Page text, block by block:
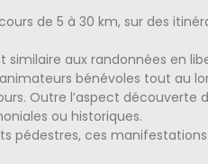
de 5 à 30 km, sur des
aux randonnées en
bénévoles tout au
Outre l’aspect
ou historiques.
pédestres, ces